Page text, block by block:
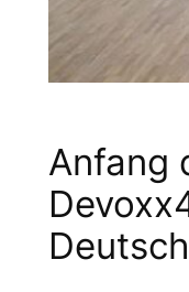
Anfang